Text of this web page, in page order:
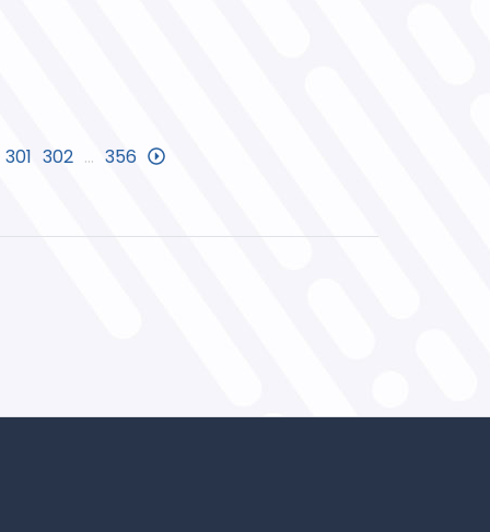
301 302 … 356